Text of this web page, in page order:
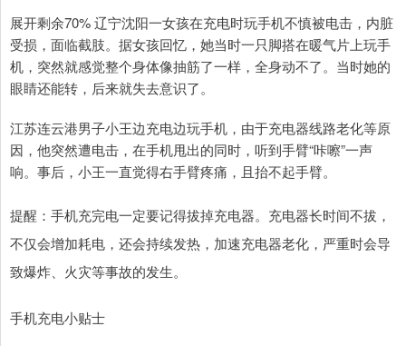
展开剩余70% 辽宁沈阳一女孩在充电时玩手机不慎被电击，内脏
受损，面临截肢。据女孩回忆，她当时一只脚搭在暖气片上玩手
机，突然就感觉整个身体像抽筋了一样，全身动不了。当时她的
眼睛还能转，后来就失去意识了。
江苏连云港男子小王边充电边玩手机，由于充电器线路老化等原
因，他突然遭电击，在手机甩出的同时，听到手臂“咔嚓”一声
响。事后，小王一直觉得右手臂疼痛，且抬不起手臂。
提醒：手机充完电一定要记得拔掉充电器。充电器长时间不拔，
不仅会增加耗电，还会持续发热，加速充电器老化，严重时会导
致爆炸、火灾等事故的发生。
手机充电小贴士